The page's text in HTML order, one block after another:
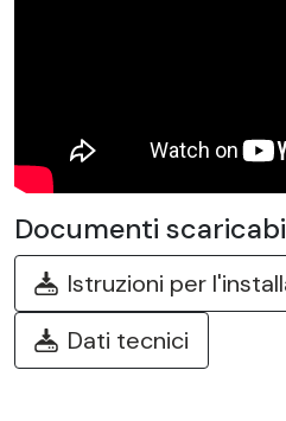
Documenti
Istruzioni per
Dati tecnici